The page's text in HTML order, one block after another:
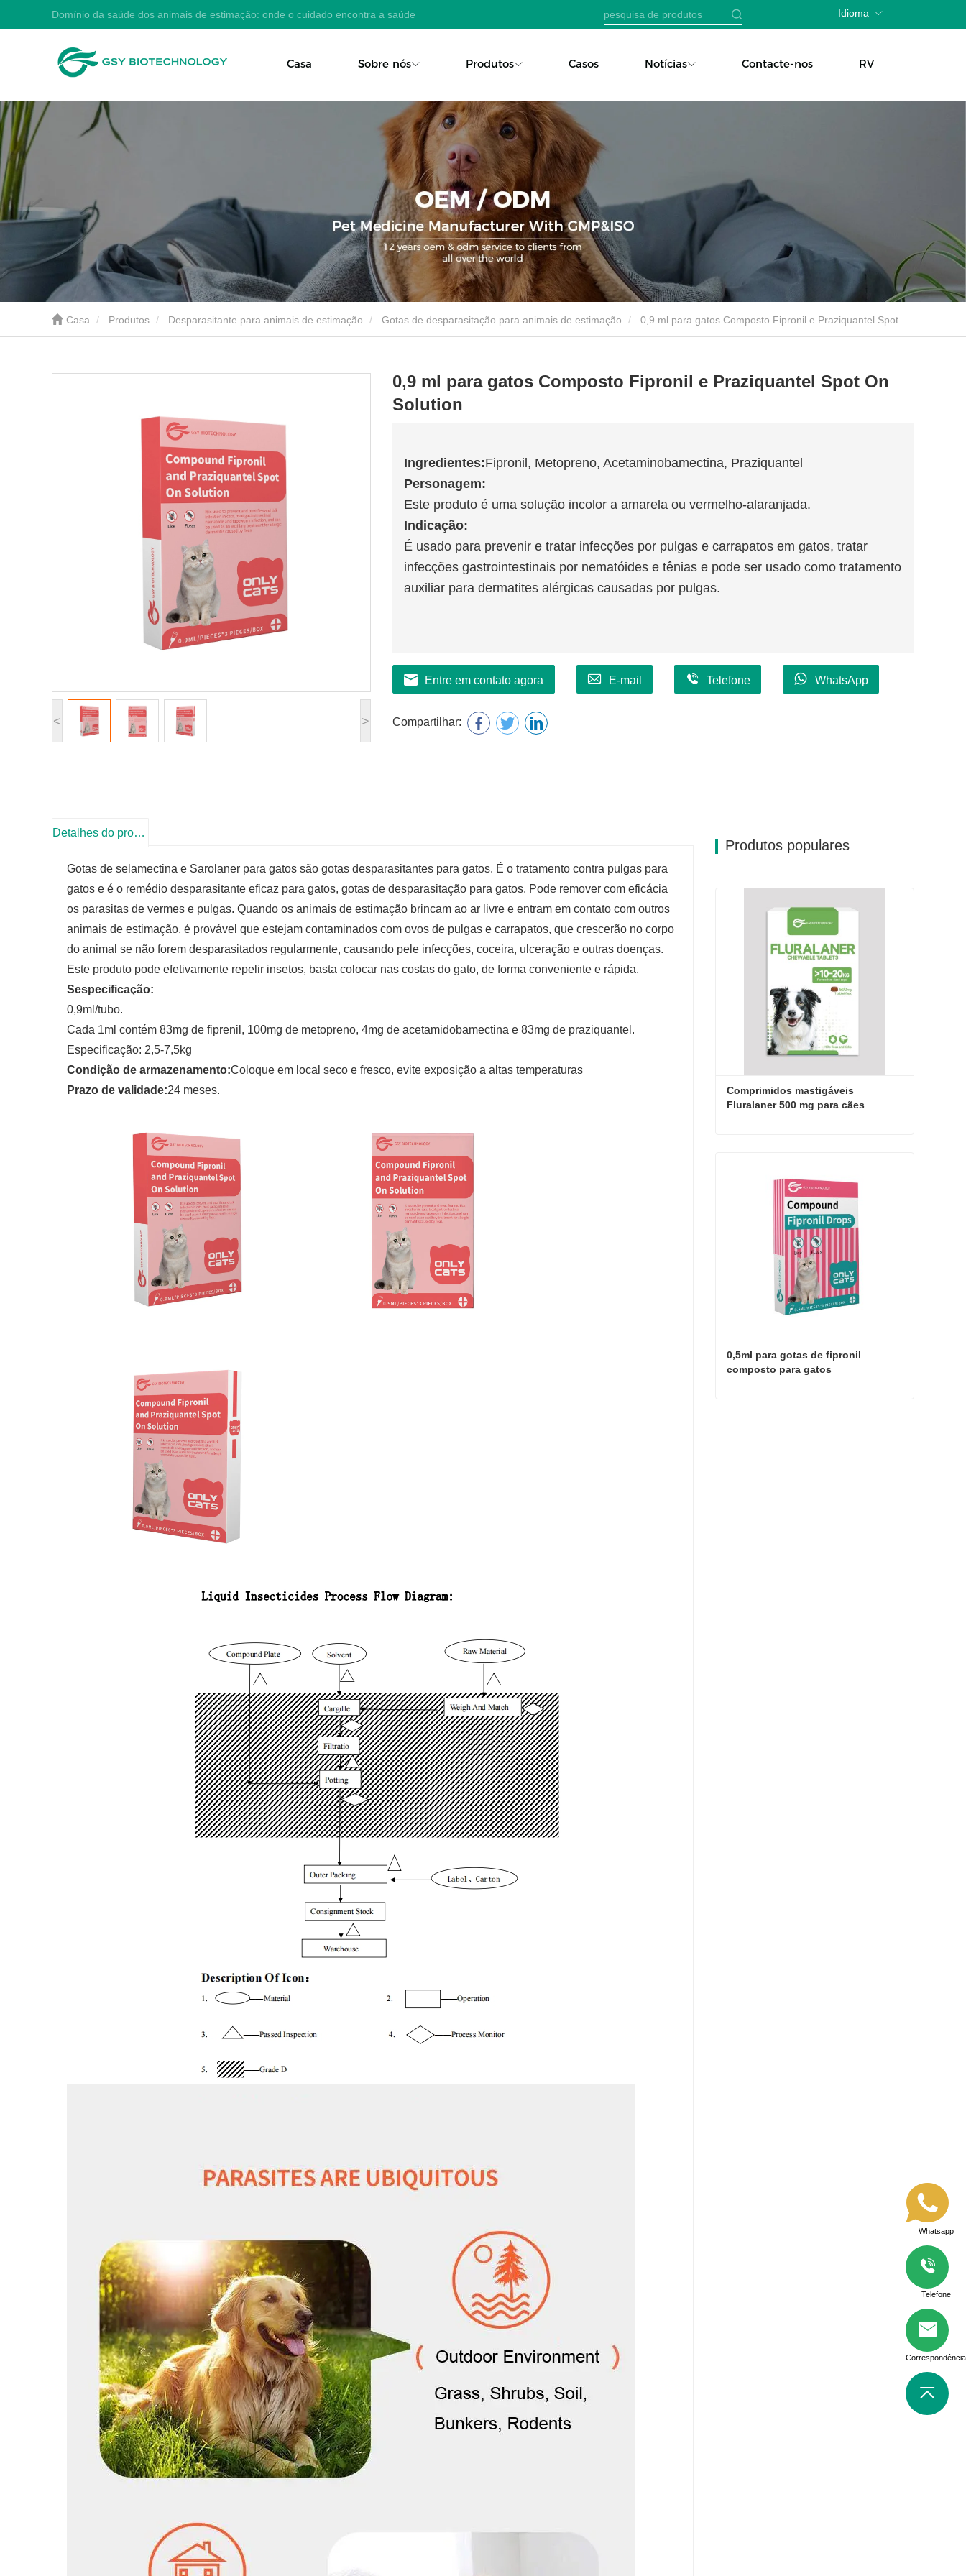
Domínio da saúde dos animais de estimação: onde o cuidado encontra a saúde Idioma
Casa Sobre nós Produtos Casos Notícias Contacte-nos RV
Casa Produtos Desparasitante para animais de estimação Gotas de desparasitação para animais de estimação
< >
0,9 ml para gatos Composto Fipronil e Praziquantel Spot On
Solution
Ingredientes:Fipronil, Metopreno, Acetaminobamectina, Praziquantel
Personagem:
Este produto é uma solução incolor a amarela ou vermelho-alaranjada.
Indicação:
É usado para prevenir e tratar infecções por pulgas e carrapatos em gatos, tratar
infecções gastrointestinais por nematóides e tênias e pode ser usado como tratamento
auxiliar para dermatites alérgicas causadas por pulgas.
Entre em contato agora E-mail Telefone WhatsApp
Compartilhar:
Detalhes do produto
Gotas de selamectina e Sarolaner para gatos são gotas desparasitantes para gatos. É o tratamento contra pulgas para
gatos e é o remédio desparasitante eficaz para gatos, gotas de desparasitação para gatos. Pode remover com eficácia
os parasitas de vermes e pulgas. Quando os animais de estimação brincam ao ar livre e entram em contato com outros
animais de estimação, é provável que estejam contaminados com ovos de pulgas e carrapatos, que crescerão no corpo
do animal se não forem desparasitados regularmente, causando pele infecções, coceira, ulceração e outras doenças.
Este produto pode efetivamente repelir insetos, basta colocar nas costas do gato, de forma conveniente e rápida.
Sespecificação:
0,9ml/tubo.
Cada 1ml contém 83mg de fiprenil, 100mg de metopreno, 4mg de acetamidobamectina e 83mg de praziquantel.
Especificação: 2,5-7,5kg
Condição de armazenamento:Coloque em local seco e fresco, evite exposição a altas temperaturas
Prazo de validade:24 meses.
Produtos populares
Comprimidos mastigáveis ​​
Fluralaner 500 mg para cães
Entre em contato agora
0,5ml para gotas de fipronil
composto para gatos
Whatsapp
Telefone
Correspondência